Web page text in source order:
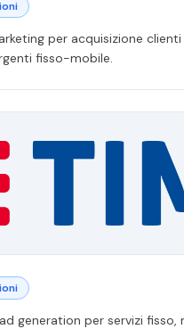
per acquisizione
fisso-mobile.
generation per servizi fisso,